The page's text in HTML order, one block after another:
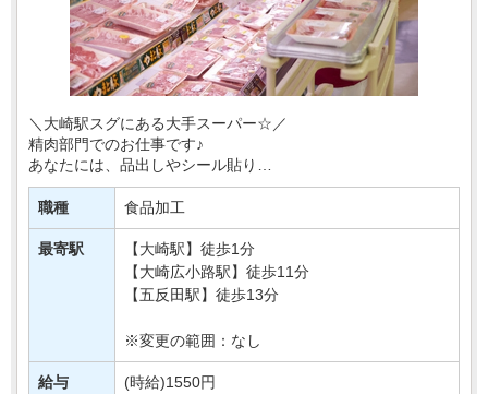
＼大崎駅スグにある大手スーパー☆／
精肉部門でのお仕事です♪
あなたには、品出しやシール貼り
簡単なお肉の加工などをおまかせします＊
接客要素もほとんどないので、
モクモク・コツコツおしごとしたい方に・・・
職種 食品加工
最寄駅
【大崎駅】徒歩1分
【大崎広小路駅】徒歩11分
【五反田駅】徒歩13分
※変更の範囲：なし
給与
(時給)1550円